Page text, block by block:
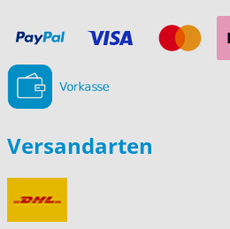
Versandarten